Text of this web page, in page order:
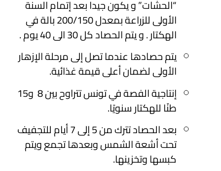
“الحشات” و يكون جيدا بعد إتمام السنة
الأولى للزراعة بمعدل 200/150 بالة في
الهكتار . و يتم الحصاد كل 30 الى 40 يوم .
يتم حصادها عندما تصل إلى مرحلة الإزهار
الأولى لضمان أعلى قيمة غذائية.
إنتاجية الفصة في تونس تتراوح بين 8 و15
طنًا للهكتار سنويًا.
بعد الحصاد تترك من 5 إلى 7 أيام للتجفيف
تحت أشعة الشمس وبعدها تجمع ويتم
كبسها وتخزينها.